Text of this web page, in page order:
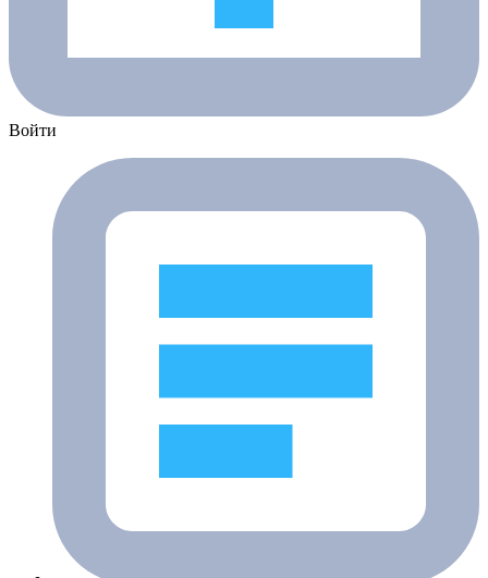
Войти